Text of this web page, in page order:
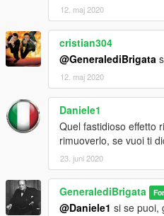
12. maj 2020
cristian304
@GeneralediBrigata
12. maj 2020
Daniele1
Quel fastidioso effetto
rimuoverlo, se vuoi ti
23. juni 2020
GeneralediBrigata
@Daniele1 si se puoi,